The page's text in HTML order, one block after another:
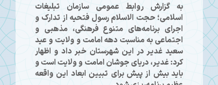
به گزارش روابط عمومی سازمان تبلیغات
اسلامی؛ حجت الاسلام رسول فتحیه از تدارک و
اجرای برنامه‌های متنوع فرهنگی، مذهبی و
اجتماعی به مناسبت دهه امامت و ولایت و عید
سعید غدیر در این شهرستان خبر داد و اظهار
کرد: غدیر، دریای جوشان امامت و ولایت است و
باید بیش از پیش برای تبیین ابعاد این واقعه